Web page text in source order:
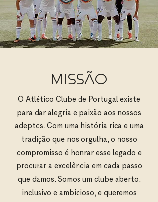
MISSÃO
O Atlético Clube de Portugal existe
para dar alegria e paixão aos nossos
adeptos. Com uma história rica e uma
tradição que nos orgulha, o nosso
compromisso é honrar esse legado e
procurar a excelência em cada passo
que damos. Somos um clube aberto,
inclusivo e ambicioso, e queremos